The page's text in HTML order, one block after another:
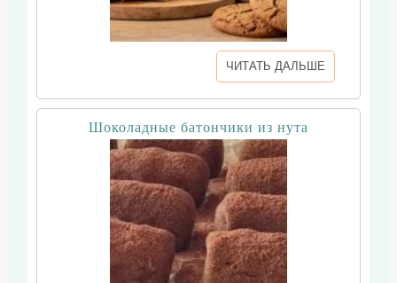
ЧИТАТЬ ДАЛЬШЕ
Шоколадные батончики из нута